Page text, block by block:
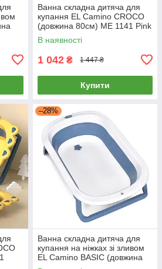
Ванна складна дитяча для
купання EL Camino CROCO
(довжина 80см) ME 1141 Pink
Рожева
В наявності
1 042 ₴ 1 447 ₴
Купити
–28%
Ванна складна дитяча для
купання на ніжках зі зливом
EL Camino BASIC (довжина
78см) ME 1152 Blue Синя